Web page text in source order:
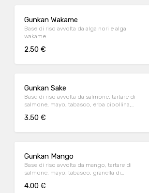
Gunkan Wakame
Base di riso avvolta da alga nori e alga
wakame
2.50 €
Gunkan Sake
Base di riso avvolta da salmone, tartare di
salmone, mayo, tabasco, erba cipollina,
3.50 €
Gunkan Mango
Base di riso avvolta da mango, tartare di
salmone, mayo, tabasco, granella di
4.00 €